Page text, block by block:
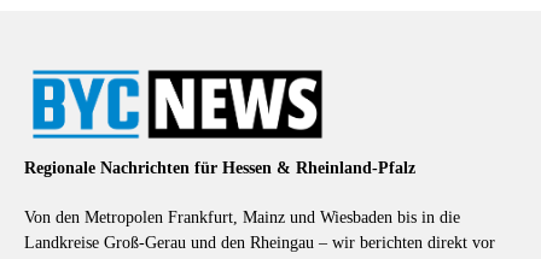
Regionale Nachrichten für Hessen & Rheinland-Pfalz
Von den Metropolen Frankfurt, Mainz und Wiesbaden bis in die
Landkreise Groß-Gerau und den Rheingau – wir berichten direkt vor